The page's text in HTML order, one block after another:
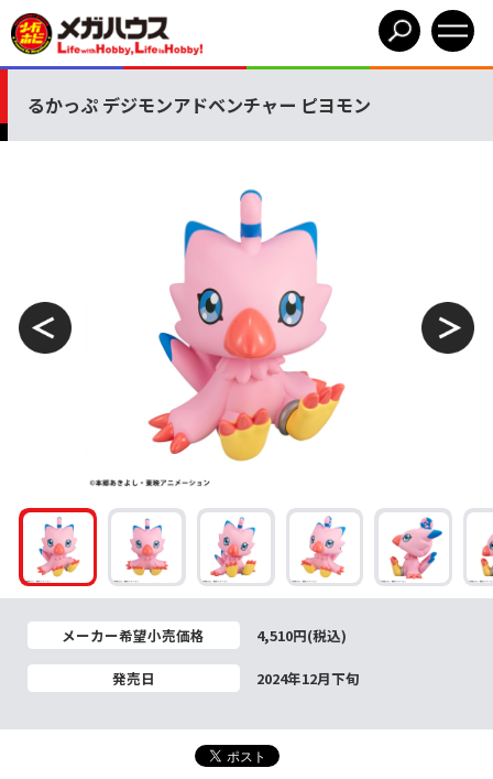
るかっぷ デジモンアドベンチャー ピヨモン
メーカー希望小売価格 4,510円(税込)
発売日 2024年12月下旬